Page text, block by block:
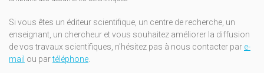
Si vous êtes un éditeur scientifique, un centre de recherche, un
enseignant, un chercheur et vous souhaitez améliorer la diffusion
de vos travaux scientifiques, n'hésitez pas à nous contacter par e-
mail ou partéléphone.